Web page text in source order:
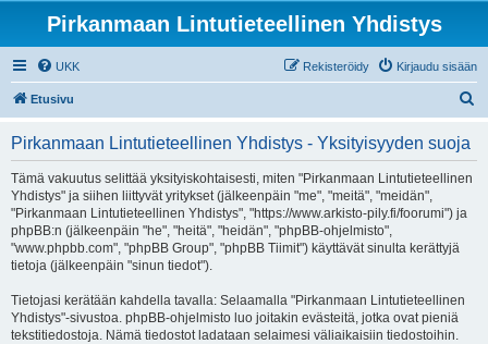
Pirkanmaan Lintutieteellinen Yhdistys
UKK Kirjaudu sisään
Rekisteröidy
Etusivu
Pirkanmaan Lintutieteellinen Yhdistys - Yksityisyyden suoja
Tämä vakuutus selittää yksityiskohtaisesti, miten "Pirkanmaan Lintutieteellinen
Yhdistys" ja siihen liittyvät yritykset (jälkeenpäin "me", "meitä", "meidän",
"Pirkanmaan Lintutieteellinen Yhdistys", "https://www.arkisto-pily.fi/foorumi") ja
phpBB:n (jälkeenpäin "he", "heitä", "heidän", "phpBB-ohjelmisto",
"www.phpbb.com", "phpBB Group", "phpBB Tiimit") käyttävät sinulta kerättyjä
tietoja (jälkeenpäin "sinun tiedot").
Tietojasi kerätään kahdella tavalla: Selaamalla "Pirkanmaan Lintutieteellinen
Yhdistys"-sivustoa. phpBB-ohjelmisto luo joitakin evästeitä, jotka ovat pieniä
tekstitiedostoja. Nämä tiedostot ladataan selaimesi väliaikaisiin tiedostoihin.